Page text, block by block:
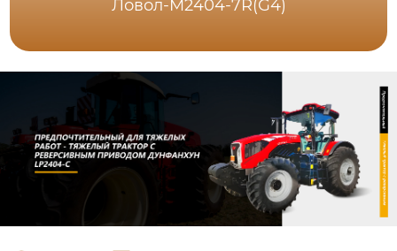
Ловол-M2404-7R(G4)